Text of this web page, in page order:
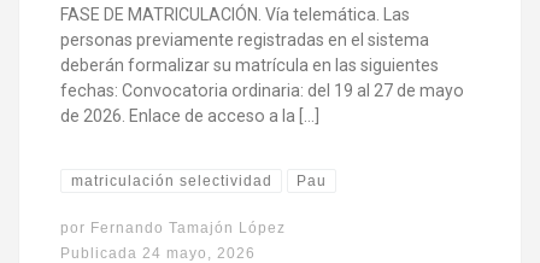
FASE DE MATRICULACIÓN. Vía telemática. Las
personas previamente registradas en el sistema
deberán formalizar su matrícula en las siguientes
fechas: Convocatoria ordinaria: del 19 al 27 de mayo
de 2026. Enlace de acceso a la […]
matriculación selectividad Pau
por Fernando Tamajón López
Publicada 24 mayo, 2026